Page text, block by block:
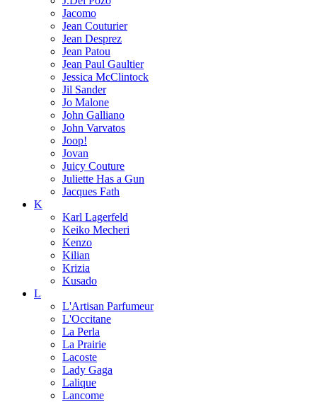
Jacomo
Jean Couturier
Jean Desprez
Jean Patou
Jean Paul Gaultier
Jessica McClintock
Jil Sander
Jo Malone
John Galliano
John Varvatos
Joop!
Jovan
Juicy Couture
Juliette Has a Gun
Jacques Fath
K
Karl Lagerfeld
Keiko Mecheri
Kenzo
Kilian
Krizia
Kusado
L
L'Artisan Parfumeur
L'Occitane
La Perla
La Prairie
Lacoste
Lady Gaga
Lalique
Lancome